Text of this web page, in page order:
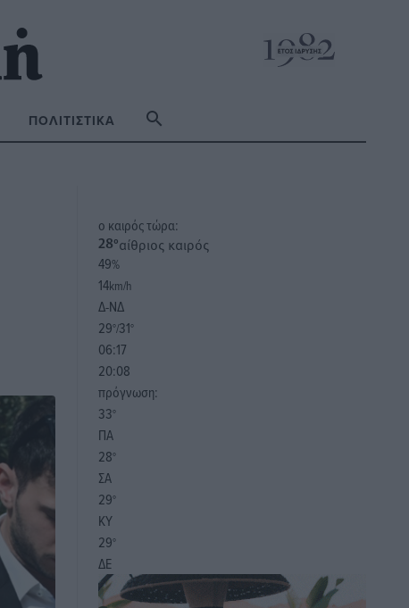
ΠΟΛΙΤΙΣΤΙΚΆ
o καιρός τώρα:
28°αίθριος καιρός
49%
14km/h
Δ-ΝΔ
29°/31°
06:17
20:08
πρόγνωση:
33°
ΠΑ
28°
ΣΑ
29°
ΚΥ
29°
ΔΕ